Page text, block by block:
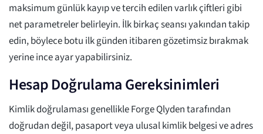
maksimum günlük kayıp ve tercih edilen varlık çiftleri gibi
net parametreler belirleyin. İlk birkaç seansı yakından takip
edin, böylece botu ilk günden itibaren gözetimsiz bırakmak
yerine ince ayar yapabilirsiniz.
Hesap Doğrulama Gereksinimleri
Kimlik doğrulaması genellikle Forge Qlyden tarafından
doğrudan değil, pasaport veya ulusal kimlik belgesi ve adres